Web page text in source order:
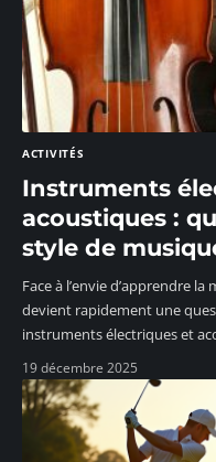
ACTIVITÉS
Instruments
acoustiques :
style de
Face à l’envie d’apprendre
devient rapidement une
instruments électriques et
19 décembre 2025